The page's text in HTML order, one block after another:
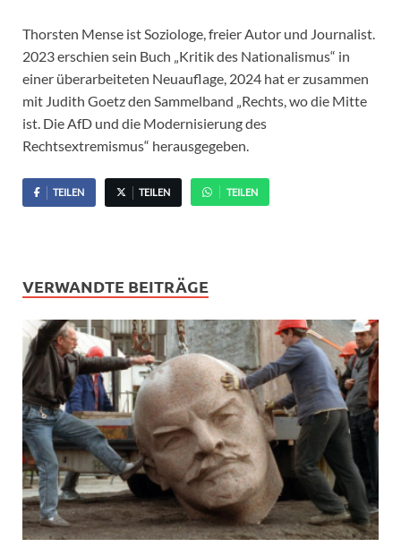
Thorsten Mense ist Soziologe, freier Autor und Journalist.
2023 erschien sein Buch „Kritik des Nationalismus“ in
einer überarbeiteten Neuauflage, 2024 hat er zusammen
mit Judith Goetz den Sammelband „Rechts, wo die Mitte
ist. Die AfD und die Modernisierung des
Rechtsextremismus“ herausgegeben.
TEILEN TEILEN TEILEN
VERWANDTE BEITRÄGE